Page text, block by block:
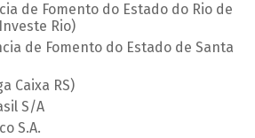
de Fomento do Estado do Rio de
Rio)
de Fomento do Estado de Santa
Caixa RS)
S/A
S.A.